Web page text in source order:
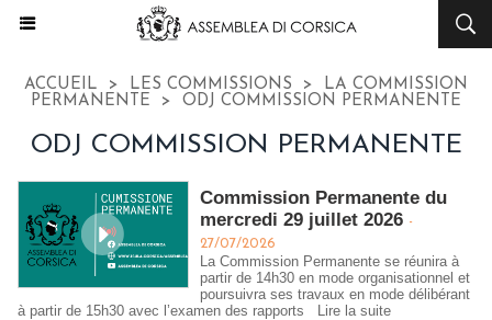
ACCUEIL > LES COMMISSIONS >
LA COMMISSION
PERMANENTE
> ODJ COMMISSION PERMANENTE
ODJ COMMISSION PERMANENTE
Commission Permanente du
mercredi 29 juillet 2026 -
27/07/2026
La Commission Permanente se réunira à
partir de 14h30 en mode organisationnel et
poursuivra ses travaux en mode délibérant
à partir de 15h30 avec l’examen des rapports
Lire la suite